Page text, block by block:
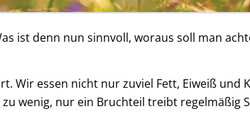
ist denn nun sinnvoll, woraus soll man
Wir essen nicht nur zuviel Fett, Eiweiß und
wenig, nur ein Bruchteil treibt regelmäßig